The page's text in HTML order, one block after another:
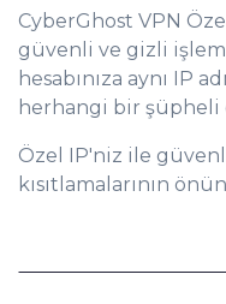
CyberGhost VPN
güvenli ve gizli
hesabınıza aynı IP
herhangi bir şüpheli
Özel IP'niz ile
kısıtlamalarının